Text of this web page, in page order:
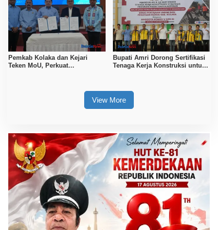
Pemkab Kolaka dan Kejari
Teken MoU, Perkuat
Bupati Amri Dorong Sertifikasi
Tenaga Kerja Konstruksi untuk
View More